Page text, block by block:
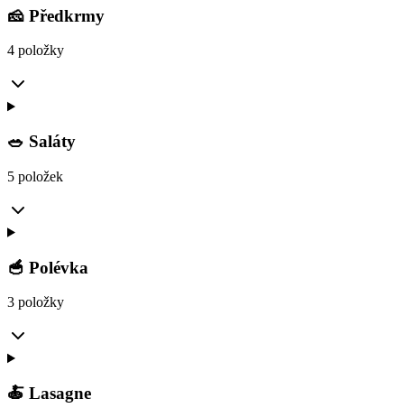
🧀 Předkrmy
4 položky
🥗 Saláty
5 položek
🥣 Polévka
3 položky
🍝 Lasagne